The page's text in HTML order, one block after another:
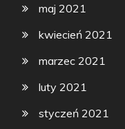
maj 2021
kwiecień 2021
marzec 2021
luty 2021
styczeń 2021